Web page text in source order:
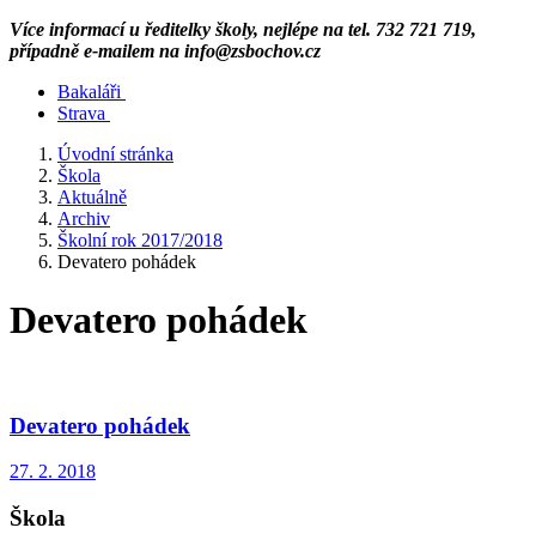
Více informací u ředitelky školy, nejlépe na tel. 732 721 719,
případně e-mailem na info@zsbochov.cz
Bakaláři
Strava
Úvodní stránka
Škola
Aktuálně
Archiv
Školní rok 2017/2018
Devatero pohádek
Devatero pohádek
Devatero pohádek
27. 2. 2018
Škola